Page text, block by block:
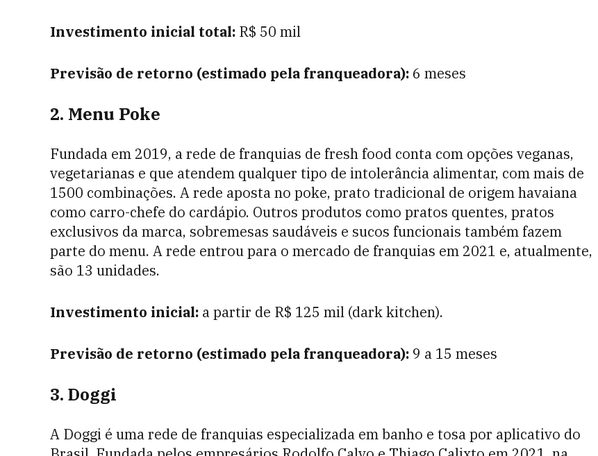
Investimento inicial total: R$ 50 mil
Previsão de retorno (estimado pela franqueadora): 6 meses
2. Menu Poke
Fundada em 2019, a rede de franquias de fresh food conta com opções veganas,
vegetarianas e que atendem qualquer tipo de intolerância alimentar, com mais de
1500 combinações. A rede aposta no poke, prato tradicional de origem havaiana
como carro-chefe do cardápio. Outros produtos como pratos quentes, pratos
exclusivos da marca, sobremesas saudáveis e sucos funcionais também fazem
parte do menu. A rede entrou para o mercado de franquias em 2021 e, atualmente,
são 13 unidades.
Investimento inicial: a partir de R$ 125 mil (dark kitchen).
Previsão de retorno (estimado pela franqueadora): 9 a 15 meses
3. Doggi
A Doggi é uma rede de franquias especializada em banho e tosa por aplicativo do